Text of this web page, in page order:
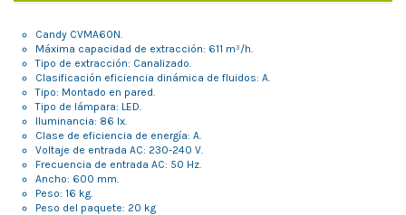
Candy CVMA60N.
Máxima capacidad de extracción: 611 m³/h.
Tipo de extracción: Canalizado.
Clasificación eficiencia dinámica de fluidos: A.
Tipo: Montado en pared.
Tipo de lámpara: LED.
Iluminancia: 86 lx.
Clase de eficiencia de energía: A.
Voltaje de entrada AC: 230-240 V.
Frecuencia de entrada AC: 50 Hz.
Ancho: 600 mm.
Peso: 16 kg.
Peso del paquete: 20 kg